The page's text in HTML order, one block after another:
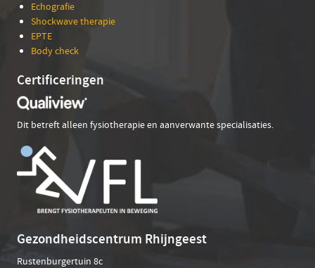
Echografie
Shockwave therapie
EPTE
Body check
Certificeringen
Dit betreft alleen fysiotherapie en aanverwante specialisaties.
Gezondheidscentrum Rhijngeest
Rustenburgertuin 8c